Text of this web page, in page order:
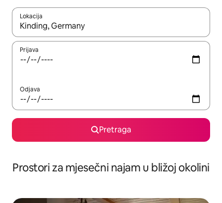
Lokacija
Kad su rezultati dostupni, možete da se krećete kroz njih
Prijava
Odjava
Pretraga
Prostori za mjesečni najam u bližoj okolini